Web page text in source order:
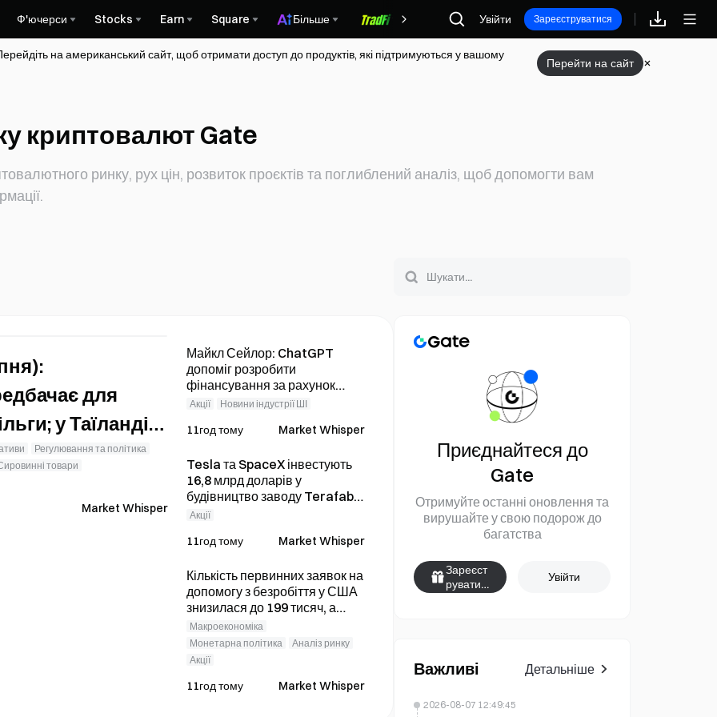
Ф'ючерси Stocks Earn Square Більше Винагороди
Увійти Зареєструватися
на американський сайт, щоб отримати доступ до продуктів, які підтримуються у вашому
Перейти на сайт
криптовалют Gate
ринку, рух цін, розвиток проєктів та поглиблений аналіз, щоб допомогти вам
для
у Таїланді
від
Регулювання та політика
товари
Market Whisper
Майкл Сейлор: ChatGPT
допоміг розробити
фінансування за рахунок
привілейованих акцій на 15
Акції Новини індустрії ШІ
11год тому Market Whisper
Tesla та SpaceX інвестують
16,8 млрд доларів у
будівництво заводу Terafab
із виробництва кремнієвих
свою участь.
Акції
11год тому Market Whisper
Кількість первинних заявок на
допомогу з безробіття у США
знизилася до 199 тисяч, а
Bitcoin скоротив приріст і
торгується на рівні 64 312
доларів.
Макроекономіка
Монетарна політика
Аналіз ринку
Акції
11год тому Market Whisper
Приєднайтеся до
Gate
Отримуйте останні оновлення та
вирушайте у свою подорож до
багатства
Зареєст
руватис
Увійти
Важливі Детальніше
2026-08-07 12:49:45